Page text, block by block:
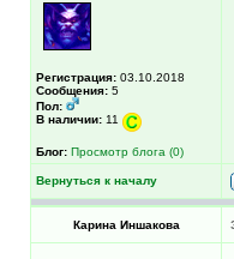
Регистрация: 03.10.2018
Сообщения: 5
Пол:
В наличии: 11
Блог: Просмотр блога (0)
Вернуться к началу
Карина Иншакова